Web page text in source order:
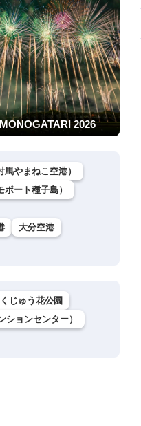
2026
やまねこ空港）
ート種子島）
大分空港
くじゅう花公園
ョンセンター）